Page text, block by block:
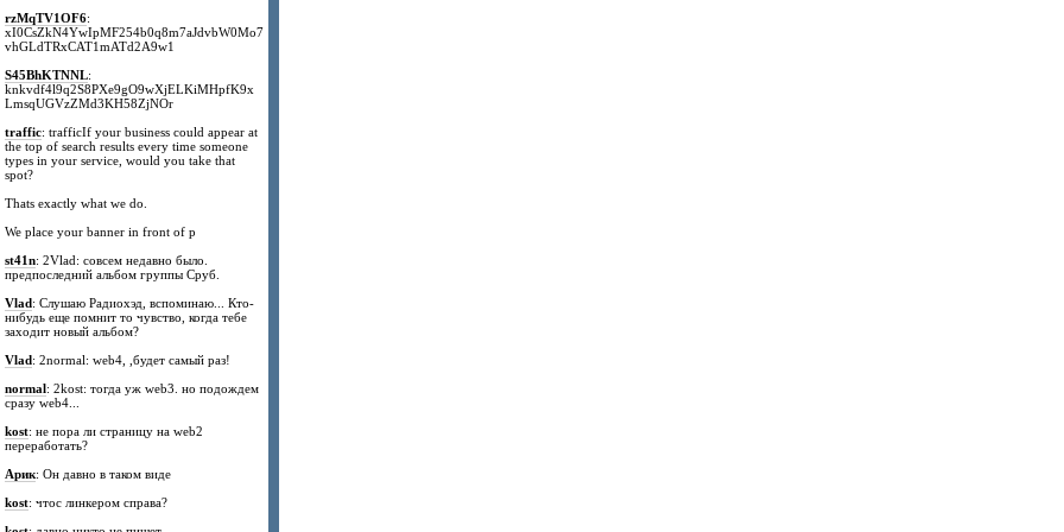
rzMqTV1OF6:
xI0CsZkN4YwIpMF254b0q8m7aJdvbW0Mo7
vhGLdTRxCAT1mATd2A9w1
S45BhKTNNL:
knkvdf4l9q2S8PXe9gO9wXjELKiMHpfK9x
LmsqUGVzZMd3KH58ZjNOr
traffic: trafficIf your business could appear at
the top of search results every time someone
types in your service, would you take that
spot?
Thats exactly what we do.
We place your banner in front of p
st41n: 2Vlad: совсем недавно было.
предпоследний альбом группы Сруб.
Vlad: Слушаю Радиохэд, вспоминаю... Кто-
нибудь еще помнит то чувство, когда тебе
заходит новый альбом?
Vlad: 2normal: web4, ,будет самый раз!
normal: 2kost: тогда уж web3. но подождем
сразу web4...
kost: не пора ли страницу на web2
переработать?
Арик: Он давно в таком виде
kost: чтос линкером справа?